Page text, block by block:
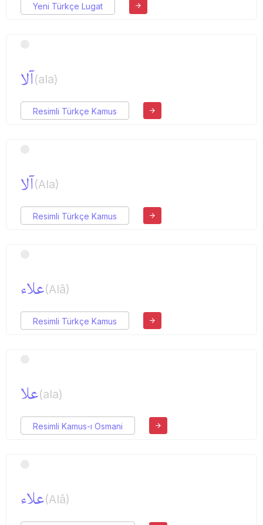
Yeni Türkçe Lugat
آلا(ala)
Resimli Türkçe Kamus
آلا(Ala)
Resimli Türkçe Kamus
علاء(Alâ)
Resimli Türkçe Kamus
علا(ala)
Resimli Kamus-ı Osmani
علاء(Alâ)